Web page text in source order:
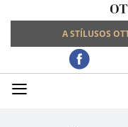
A STÍLUSOS
≡